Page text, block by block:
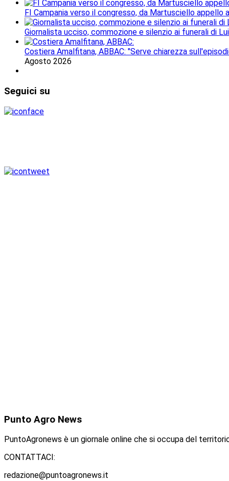
FI Campania verso il congresso, da Martusciello appello
Giornalista ucciso, commozione e silenzio ai funerali di
Costiera Amalfitana, ABBAC: "Serve chiarezza
Agosto 2026
Seguici su
Punto Agro News
PuntoAgronews è un giornale online che si occupa del
CONTATTACI:
redazione@puntoagronews.it